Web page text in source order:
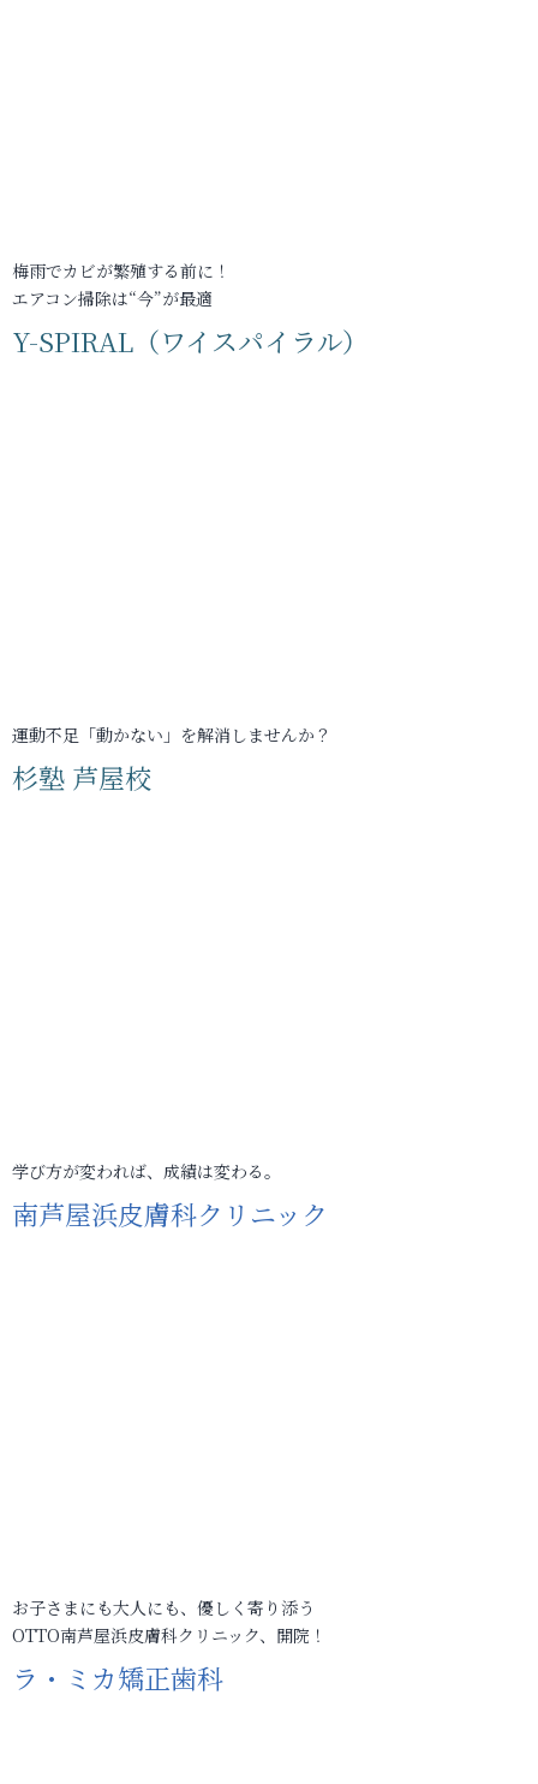
梅雨でカビが繁殖する前に！
エアコン掃除は“今”が最適
Y-SPIRAL（ワイスパイラル）
運動不足「動かない」を解消しませんか？
杉塾 芦屋校
学び方が変われば、成績は変わる。
南芦屋浜皮膚科クリニック
お子さまにも大人にも、優しく寄り添う
OTTO南芦屋浜皮膚科クリニック、開院！
ラ・ミカ矯正歯科